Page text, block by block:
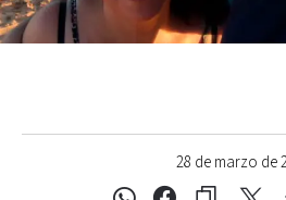
28 de marzo de